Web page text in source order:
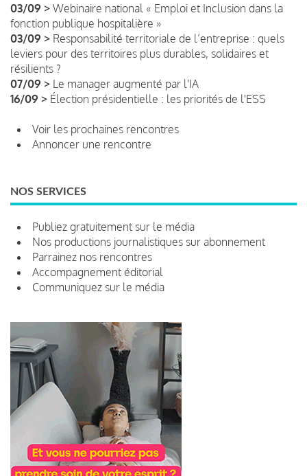
03/09 > Webinaire national « Emploi et Inclusion dans la
fonction publique hospitalière »
03/09 > Responsabilité territoriale de l’entreprise : quels
leviers pour des territoires plus durables, solidaires et
résilients ?
07/09 > Le manager augmenté par l'IA
16/09 > Élection présidentielle : les priorités de l'ESS
Voir les prochaines rencontres
Annoncer une rencontre
NOS SERVICES
Publiez gratuitement sur le média
Nos productions journalistiques sur abonnement
Parrainez nos rencontres
Accompagnement éditorial
Communiquez sur le média